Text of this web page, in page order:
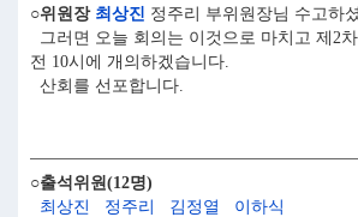
○위원장 최상진 정주리 부위원장님 수고하
그러면 오늘 회의는 이것으로 마치고 제2
전 10시에 개의하겠습니다.
산회를 선포합니다.
○출석위원(12명)
최상진
정주리 김정열
이하식